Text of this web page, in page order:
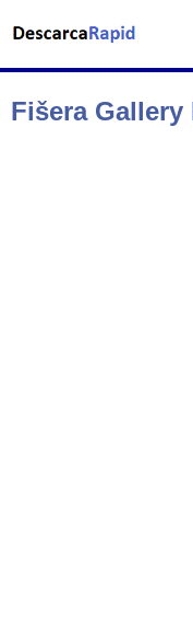
Fišera Gallery